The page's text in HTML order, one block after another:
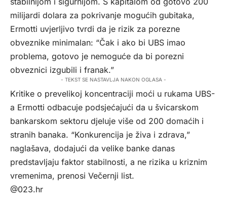
milijardi dolara za pokrivanje mogućih gubitaka,
Ermotti uvjerljivo tvrdi da je rizik za porezne
obveznike minimalan: “Čak i ako bi UBS imao
problema, gotovo je nemoguće da bi porezni
obveznici izgubili i franak.”
- TEKST SE NASTAVLJA NAKON OGLASA -
Kritike o prevelikoj koncentraciji moći u rukama UBS-
a Ermotti odbacuje podsjećajući da u švicarskom
bankarskom sektoru djeluje više od 200 domaćih i
stranih banaka. “Konkurencija je živa i zdrava,”
naglašava, dodajući da velike banke danas
predstavljaju faktor stabilnosti, a ne rizika u kriznim
vremenima, prenosi Večernji list.
@023.hr